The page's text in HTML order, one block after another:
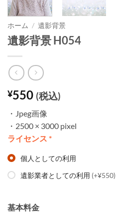
ホーム / 遺影背景
遺影背景 H054
¥550 (税込)
・Jpeg画像
・2500 × 3000 pixel
ライセンス *
個人としての利用
遺影業者としての利用 (+¥550)
基本料金